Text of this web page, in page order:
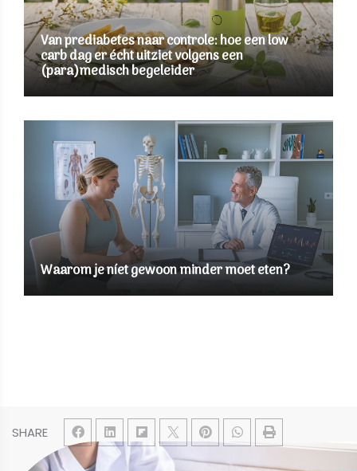
SHARE
Van prediabetes naar controle: hoe een low
carb dag er écht uitziet volgens een
(para)medisch begeleider
Waarom je níet gewoon minder moet eten?